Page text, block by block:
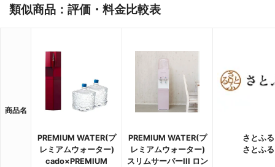
類似商品：評価・料金比較表
商品名
PREMIUM WATER(プ
レミアムウォーター)
cado×PREMIUM
PREMIUM WATER(プ
レミアムウォーター)
スリムサーバーIII ロン
さとふる
さとふる